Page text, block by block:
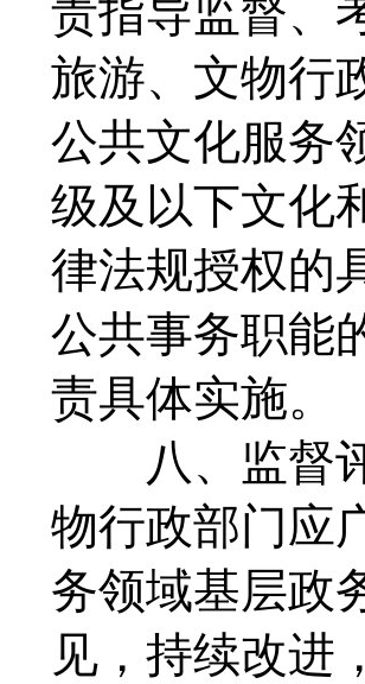
责指导监督、
旅游、文物行
公共文化服务
级及以下文化
律法规授权的
公共事务职能
责具体实施。
八、监督评
物行政部门应
务领域基层政
见，持续改进